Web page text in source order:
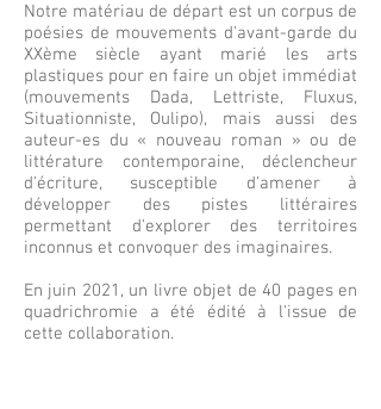
Notre matériau de départ est un corpus de
poésies de mouvements d'avant-garde du
XXème siècle ayant marié les arts
plastiques pour en faire un objet immédiat
(mouvements Dada, Lettriste, Fluxus,
Situationniste, Oulipo), mais aussi des
auteur-es du « nouveau roman » ou de
littérature contemporaine, déclencheur
d'écriture, susceptible d'amener à
développer des pistes littéraires
permettant d'explorer des territoires
inconnus et convoquer des imaginaires.
En juin 2021, un livre objet de 40 pages en
quadrichromie a été édité à l'issue de
cette collaboration.